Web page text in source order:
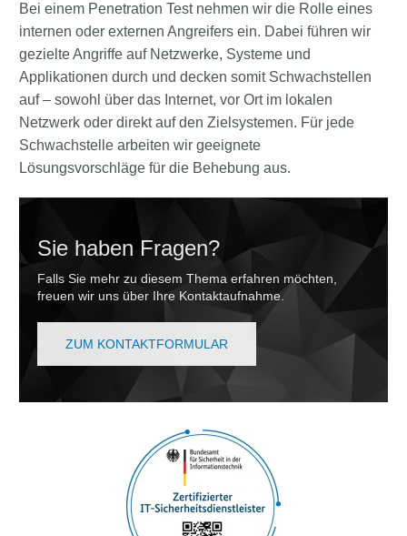
Bei einem Penetration Test nehmen wir die Rolle eines
internen oder externen Angreifers ein. Dabei führen wir
gezielte Angriffe auf Netzwerke, Systeme und
Applikationen durch und decken somit Schwachstellen
auf – sowohl über das Internet, vor Ort im lokalen
Netzwerk oder direkt auf den Zielsystemen. Für jede
Schwachstelle arbeiten wir geeignete
Lösungsvorschläge für die Behebung aus.
Sie haben Fragen?
Falls Sie mehr zu diesem Thema erfahren möchten,
freuen wir uns über Ihre Kontaktaufnahme.
ZUM KONTAKTFORMULAR